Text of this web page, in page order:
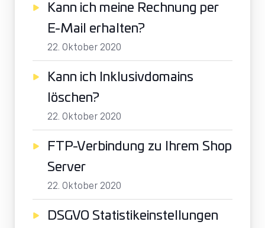
Kann ich meine Rechnung per
E-Mail erhalten?
22. Oktober 2020
Kann ich Inklusivdomains
löschen?
22. Oktober 2020
FTP-Verbindung zu Ihrem Shop
Server
22. Oktober 2020
DSGVO Statistikeinstellungen